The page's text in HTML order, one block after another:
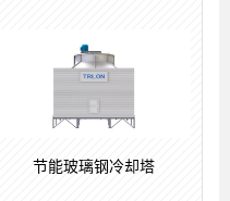
节能玻璃钢冷却塔